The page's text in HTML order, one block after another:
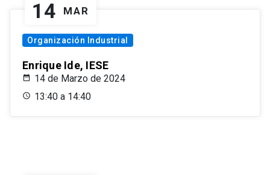
14 MAR
Organización Industrial
Enrique Ide, IESE
14 de Marzo de 2024
13:40 a 14:40